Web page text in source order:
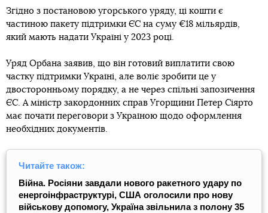
Згідно з постановою угорського уряду, ці кошти є
частиною пакету підтримки ЄС на суму €18 мільярдів,
який мають надати Україні у 2023 році.
Уряд Орбана заявив, що він готовий виплатити свою
частку підтримки Україні, але воліє зробити це у
двосторонньому порядку, а не через спільні запозичення
ЄС. А міністр закордонних справ Угорщини Петер Сіярто
має почати переговори з Україною щодо оформлення
необхідних документів.
Читайте також:
Війна. Росіяни завдали нового ракетного удару по
енергоінфраструктурі, США оголосили про нову
військову допомогу, Україна звільнила з полону 35